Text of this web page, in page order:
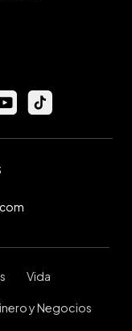
Vida
y Negocios